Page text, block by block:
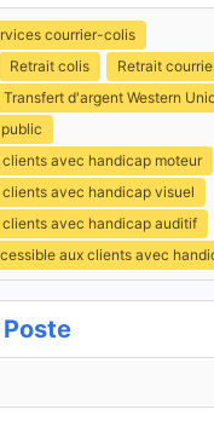
courrier-colis
Retrait colis
Retrait
Transfert d'argent Western
avec handicap moteur
avec handicap visuel
avec handicap auditif
aux clients avec
Poste